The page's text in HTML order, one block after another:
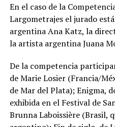
En el caso de la
Largometrajes el jurado
argentina Ana Katz, la
la artista argentina Juana
De la competencia
de Marie Losier (Francia/
de Mar del Plata); Enigma,
exhibida en el Festival de
Brunna Laboissière (Brasil,